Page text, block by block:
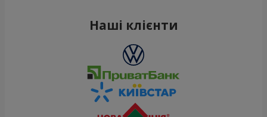
Наші клієнти